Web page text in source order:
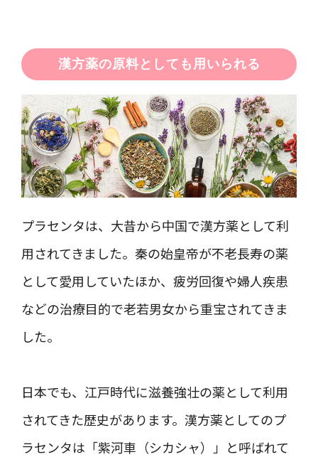
漢方薬の原料としても用いられる
プラセンタは、大昔から中国で漢方薬として利
用されてきました。秦の始皇帝が不老長寿の薬
として愛用していたほか、疲労回復や婦人疾患
などの治療目的で老若男女から重宝されてきま
した。
日本でも、江戸時代に滋養強壮の薬として利用
されてきた歴史があります。漢方薬としてのプ
ラセンタは「紫河車（シカシャ）」と呼ばれて